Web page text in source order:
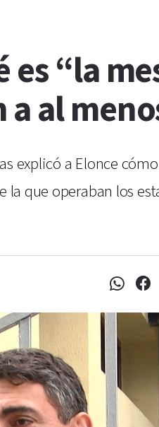
es “la
al
explicó a Elonce
la que operaban los